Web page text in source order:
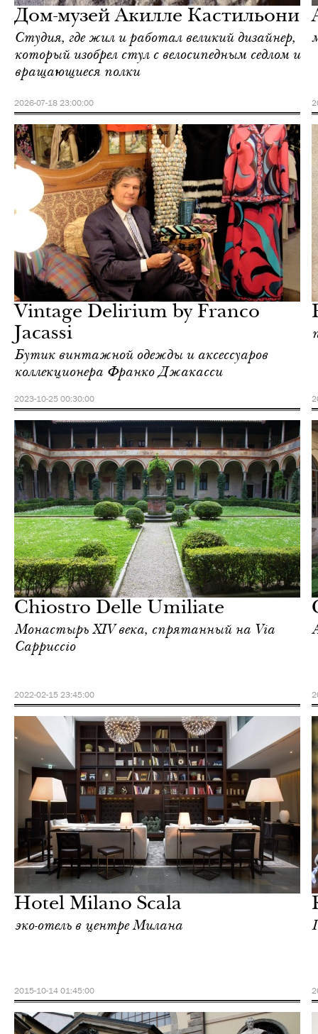
Дом-музей Акилле Кастильони
Студия, где жил и работал великий дизайнер,
который изобрел стул с велосипедным седлом и
вращающиеся полки
2026-07-18 23:00:00
Vintage Delirium by Franco
Jacassi
Бутик винтажной одежды и аксессуаров
коллекционера Франко Джакасси
2023-10-25 00:30:00
Chiostro Delle Umiliate
Монастырь XIV века, спрятанный на Via
Cappuccio
2022-02-15 23:45:00
Hotel Milano Scala
эко-отель в центре Милана
2015-10-14 01:45:00